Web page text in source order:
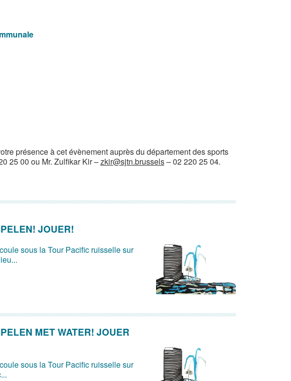
présence à cet évènement auprès du département des sports
25 00 ou Mr. Zulfikar Kir –zkir@sjtn.brussels– 02 220 25 04.
JOUER!
sous la Tour Pacific ruisselle sur
MET WATER! JOUER
sous la Tour Pacific ruisselle sur